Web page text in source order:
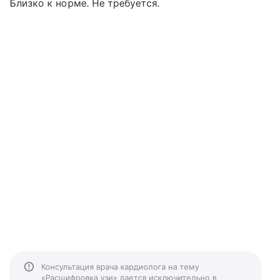
Близко к норме. Не требуется.
Консультация врача кардиолога на тему
«Расшифровка узи» дается исключительно в